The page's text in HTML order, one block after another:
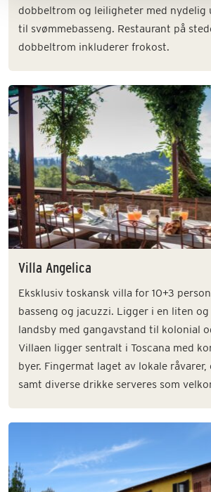
dobbeltrom og leiligheter med
til svømmebasseng. Restaurant på
dobbeltrom inkluderer frokost.
Villa Angelica
Eksklusiv toskansk villa for 10+3
basseng og jacuzzi. Ligger i en liten
landsby med gangavstand til kolonial
Villaen ligger sentralt i Toscana med
byer. Fingermat laget av lokale
samt diverse drikke serveres som